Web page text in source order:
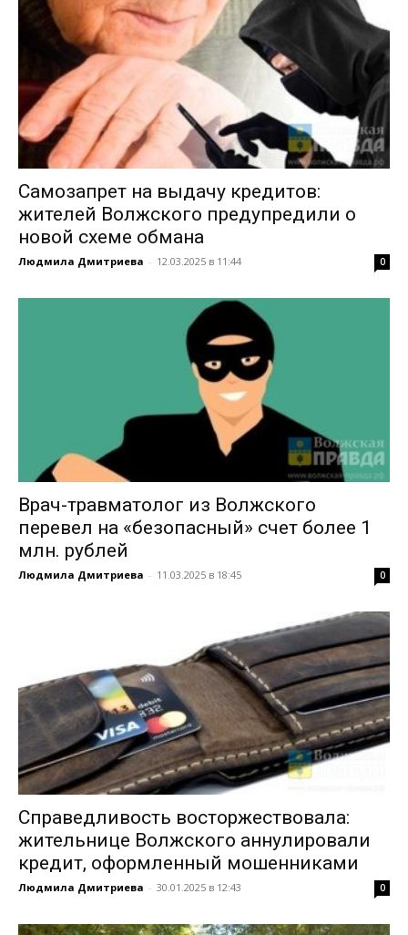
Самозапрет на выдачу кредитов:
жителей Волжского предупредили о
новой схеме обмана
Людмила Дмитриева - 12.03.2025 в 11:44 0
Врач-травматолог из Волжского
перевел на «безопасный» счет более 1
млн. рублей
Людмила Дмитриева - 11.03.2025 в 18:45 0
Справедливость восторжествовала:
жительнице Волжского аннулировали
кредит, оформленный мошенниками
Людмила Дмитриева - 30.01.2025 в 12:43 0